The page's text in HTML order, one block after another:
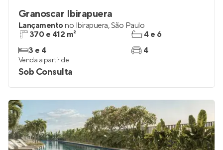
Granoscar Ibirapuera
Lançamentono Ibirapuera,São Paulo
370 e 412 m²
3 e 4
4 e 6
4
Venda a partir de
Sob Consulta